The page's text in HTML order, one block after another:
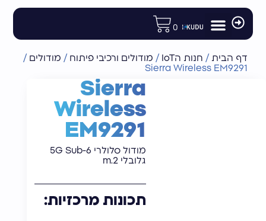
לתוכן
0
דף הבית / חנות הIoT / מודולים ורכיבי פיתוח / מודולים /
Sierra Wireless EM9291
Sierra
Wireless
EM9291
מודול סלולרי 5G Sub-6
גלובלי m.2
תכונות מרכזיות: